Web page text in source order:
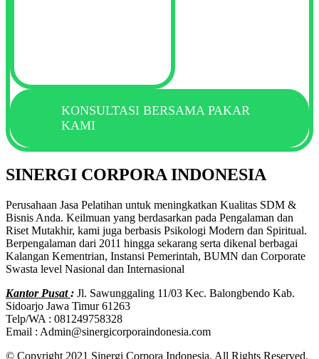
KONSULTASI BERSAMA PAKAR
KAMI
SINERGI CORPORA INDONESIA
Perusahaan Jasa Pelatihan untuk meningkatkan Kualitas SDM &
Bisnis Anda. Keilmuan yang berdasarkan pada Pengalaman dan
Riset Mutakhir, kami juga berbasis Psikologi Modern dan Spiritual.
Berpengalaman dari 2011 hingga sekarang serta dikenal berbagai
Kalangan Kementrian, Instansi Pemerintah, BUMN dan Corporate
Swasta level Nasional dan Internasional
Kantor Pusat: Jl. Sawunggaling 11/03 Kec. Balongbendo Kab.
Sidoarjo Jawa Timur 61263
Telp/WA : 081249758328
Email : Admin@sinergicorporaindonesia.com
© Copyright 2021 Sinergi Corpora Indonesia. All Rights Reserved.